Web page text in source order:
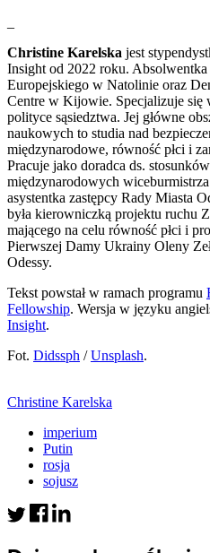
Christine Karelska jest
Insight od 2022 roku.
Europejskiego w Natolinie oraz
Centre w Kijowie. Specjalizuje się
polityce sąsiedztwa. Jej główne
naukowych to studia nad
międzynarodowe, równość płci i
Pracuje jako doradca ds. stosunków
międzynarodowych
asystentka zastępcy Rady Miasta
była kierowniczką projektu ruchu
mającego na celu równość płci i
Pierwszej Damy Ukrainy Oleny
Odessy.
Tekst powstał w ramach programu
Fellowship. Wersja w języku
Insight.
Fot. Didssph /Unsplash.
Christine Karelska
imperium
Putin
rosja
sojusz